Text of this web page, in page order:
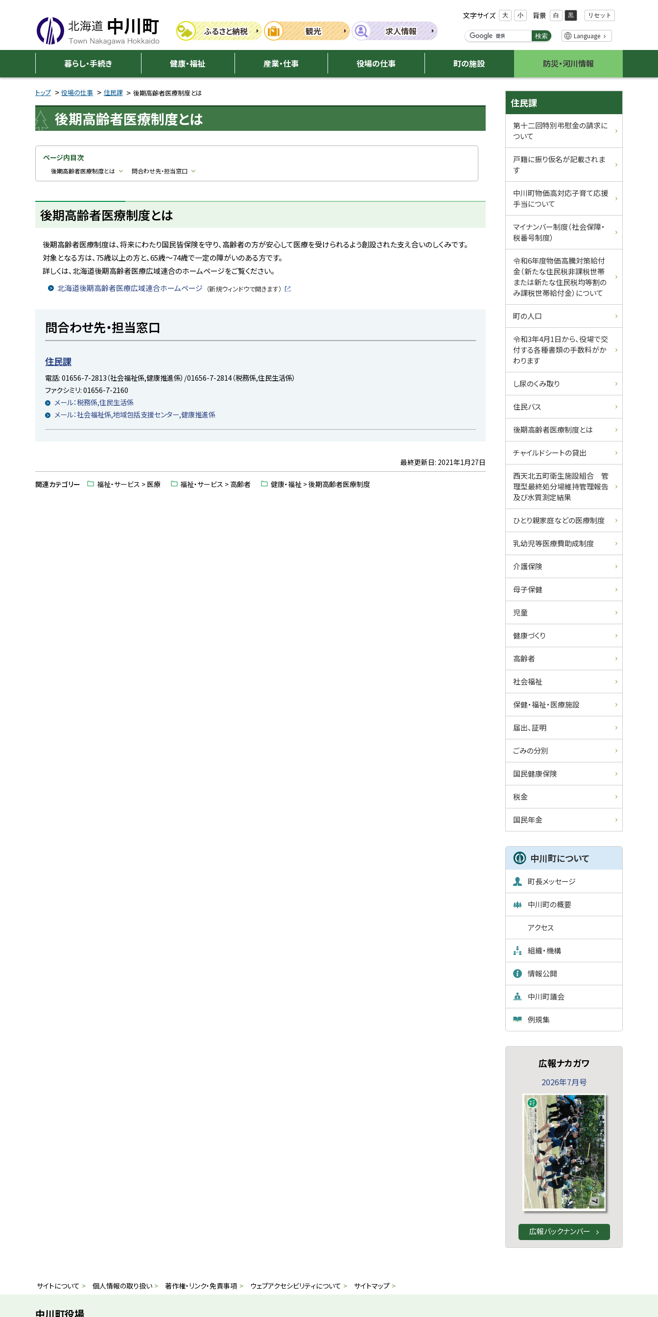
メ
ュ
中
川
町
ふるさと納税 観光 求人情報
文字サイズ 大 小 背景 白 黒 リセット
検
ー
ワ
検索 Language
暮らし・手続き 健康・福祉 産業・仕事 役場の仕事 町の施設 防災・河川情報
トップ 役場の仕事 住民課 後期高齢者医療制度とは
後期高齢者医療制度とは
ページ内目次
後期高齢者医療制度とは 問合わせ先・担当窓口
後期高齢者医療制度とは
後期高齢者医療制度は、将来にわたり国民皆保険を守り、高齢者の方が安心して医療を受けられるよう創設された支え合いのしくみです。
対象となる方は、75歳以上の方と、65歳～74歳で一定の障がいのある方です。
詳しくは、北海道後期高齢者医療広域連合のホームページをご覧ください。
北海道後期高齢者医療広域連合ホームページ （新規ウィンドウで開きます）
ッ
プ
に
戻
る
問合わせ先・担当窓口
住民課
電話:01656-7-2813（社会福祉係,健康推進係）/01656-7-2814（税務係,住民生活係）
ファクシミリ:01656-7-2160
メール：税務係,住民生活係
メール：社会福祉係,地域包括支援センター,健康推進係
プ
最終更新日: 2021年1月27日
関連カテゴリー 福祉・サービス > 医療 福祉・サービス > 高齢者 健康・福祉 > 後期高齢者医療制度
サ
イ
ド
メ
ニ
ュ
ー
住民課
第十二回特別弔慰金の請求に
ついて
戸籍に振り仮名が記載されま
す
中川町物価高対応子育て応援
手当について
マイナンバー制度（社会保障・
税番号制度）
令和6年度物価高騰対策給付
金（新たな住民税非課税世帯
または新たな住民税均等割の
み課税世帯給付金）について
町の人口
令和3年4月1日から、役場で交
付する各種書類の手数料がか
わります
し尿のくみ取り
住民バス
後期高齢者医療制度とは
チャイルドシートの貸出
西天北五町衛生施設組合 管
理型最終処分場維持管理報告
及び水質測定結果
ひとり親家庭などの医療制度
乳幼児等医療費助成制度
介護保険
母子保健
児童
健康づくり
高齢者
社会福祉
保健・福祉・医療施設
届出、証明
ごみの分別
国民健康保険
税金
国民年金
中川町について
町長メッセージ
中川町の概要
アクセス
組織・機構
情報公開
中川町議会
例規集
広報ナカガワ
2026年7月号
広報バックナンバー
サ
イ
サイトについて 個人情報の取り扱い 著作権・リンク・免責事項 ウェブアクセシビリティについて サイトマップ
中川町役場
戻
メ